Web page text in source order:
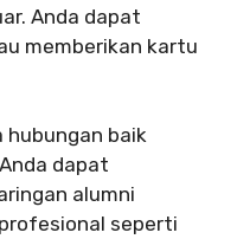
Anda dapat
memberikan kartu
hubungan baik
dapat
alumni
seperti